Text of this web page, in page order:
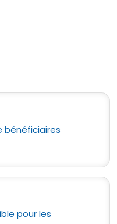
bénéficiaires
pour les